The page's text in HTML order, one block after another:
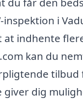
inspektion i
at indhente
kan du
tilbud
giver dig